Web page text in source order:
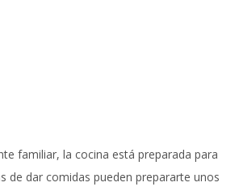
familiar, la cocina está preparada para
de dar comidas pueden prepararte unos